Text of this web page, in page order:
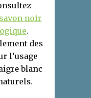
noir
.
des
l’usage
blanc